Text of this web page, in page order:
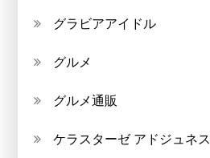
グラビアアイドル
グルメ
グルメ通販
ケラスターゼ アドジュネス